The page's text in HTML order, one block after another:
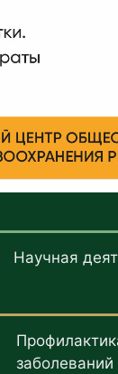
Научная
заболеваний